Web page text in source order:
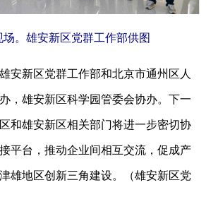
场。雄安新区党群工作部供图
新区党群工作部和北京市通州区人
，雄安新区科学园管委会协办。下一
和雄安新区相关部门将进一步密切协
平台，推动企业间相互交流，促成产
雄地区创新三角建设。（雄安新区党